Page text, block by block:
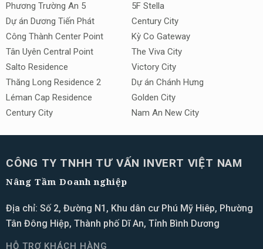
Phương Trường An 5
Dự án Dương Tiến Phát
Công Thành Center Point
Tân Uyên Central Point
Salto Residence
Thăng Long Residence 2
Léman Cap Residence
Century City
5F Stella
Century City
Kỳ Co Gateway
The Viva City
Victory City
Dự án Chánh Hưng
Golden City
Nam An New City
CÔNG TY TNHH TƯ VẤN INVERT VIỆT NAM
Nâng Tầm Doanh nghiệp
Địa chỉ: Số 2, Đường N1, Khu dân cư Phú Mỹ Hiêp, Phường
Tân Đông Hiệp, Thành phố Dĩ An, Tỉnh Bình Dương
HỖ TRỢ KHÁCH HÀNG